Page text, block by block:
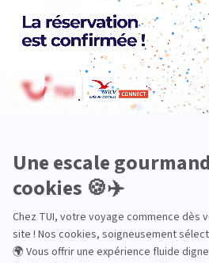
Océan Indien
Nos thématiques
Actif
Adult only